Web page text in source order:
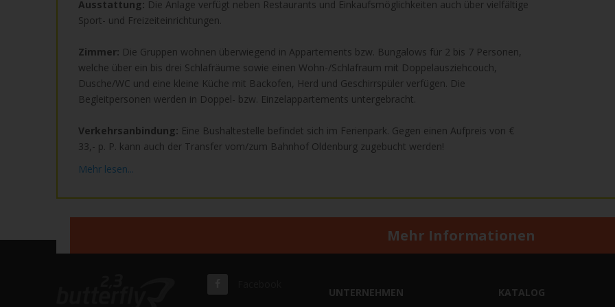
Ausstattung: Die Anlage verfügt neben Restaurants und Einkaufsmöglichkeiten auch über vielfältige
Sport- und Freizeiteinrichtungen.
Zimmer: Die Gruppen wohnen überwiegend in Appartements bzw. Bungalows für 2 bis 7 Personen,
welche über ein bis drei Schlafräume sowie einen Wohn-/Schlafraum mit Doppelausziehcouch,
Dusche/WC und eine kleine Küche mit Backofen, Herd und Geschirrspüler verfügen. Die
Begleitpersonen werden in Doppel- bzw. Einzelappartements untergebracht.
Verkehrsanbindung: Eine Bushaltestelle befindet sich im Ferienpark. Gegen einen Aufpreis von €
33,- p. P. kann auch der Transfer vom/zum Bahnhof Oldenburg zugebucht werden!
Mehr lesen...
Mehr Informationen
UNTERNEHMEN KATALOG